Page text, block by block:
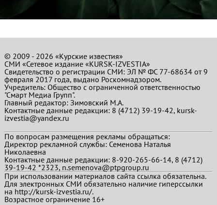
© 2009 - 2026 «Курские известия»
СМИ «Сетевое издание «KURSK-IZVESTIA»
Свидетельство о регистрации СМИ: ЭЛ № ФС 77-68634 от 9
февраля 2017 года, выдано Роскомнадзором.
Учредитель: Общество с ограниченной ответственностью
"Смарт Медиа Групп".
Главный редактор:Зимовский М.А.
Контактные данные редакции: 8 (4712) 39-19-42, kursk-
izvestia@yandex.ru
По вопросам размещения рекламы обращаться:
Директор рекламной службы: Семенова Наталья
Николаевна
Контактные данные редакции: 8-920-265-66-14, 8 (4712)
39-19-42 *2323, n.semenova@ptpgroup.ru
При использовании материалов сайта ссылка обязательна.
Для электронных СМИ обязательно наличие гиперссылки
на http://kursk-izvestia.ru/.
Возрастное ограничение 16+